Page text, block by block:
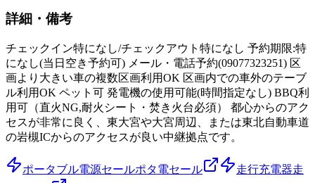
詳細・備考
チェックイン特になし/チェックアウト特になし 予約期限:特
になし(当日空き予約可) メール・電話予約(09077323251) 区
画より大きい車の複数区画利用OK 区画内での車外のテーブ
ル利用OK ペット可 発電機の使用可能(時間指定なし) BBQ利
用可（直火NG,耐火シート・焚き火台必須） 都心からのアク
セスが非常に良く、東大宮や大宮周辺、または東北自動車道
の岩槻ICからのアクセスが良い中継拠点です。
ポータブル電源セールポタ電セール 走行充電器走